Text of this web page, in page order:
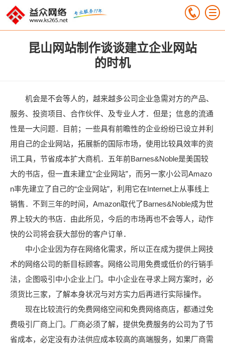
昆山网站制作谈谈建立企业网站
的时机
机会是不会等人的，越来越多公司企业急需对方的产品、
服务、投资项目、合作伙伴、及专业人才．但是；信息的流通
性是一大问题．目前；一些具有前瞻性的企业纷纷已设立并利
用自己的企业网站，拓展新的国际市场，使用比较具效率的资
讯工具，节省成本扩大商机．五年前Barnes&Noble是美国较
大的书店，但一直未建立“企业网站”，而另一家小公司Amazo
n率先建立了自己的“企业网站”，利用它在Internet上从事线上
销售．不到三年的时间，Amazon取代了Barnes&Noble成为世
界上较大的书店．由此所见，今后的市场再也不会等人，动作
快的公司将会获大部份的客户订单．
中小企业因为存在网络化需求，所以正在成为提供上网技
术的网络公司的新目标顾客。网络公司用免费或低价的行销手
法，企图吸引中小企业上门。中小企业在寻求上网方案时，必
须货比三家，了解本身状况与对方实力后再进行实际操作。
现在比较流行的免费网络空间和免费网络商店，都通过免
费吸引厂商上门。厂商必须了解，提供免费服务的公司为了节
省成本，必定没有办法供应成本较高的高端服务，如果厂商需